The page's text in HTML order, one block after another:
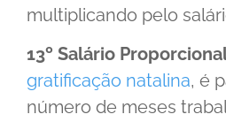
multiplicando pelo
13º Salário
gratificação natalina, é
número de meses